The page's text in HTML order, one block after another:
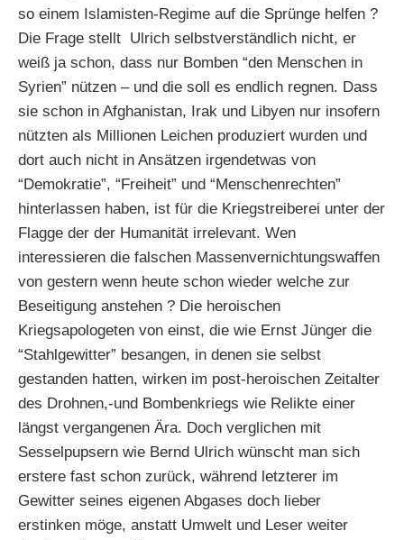
so einem Islamisten-Regime auf die Sprünge helfen ?
Die Frage stellt Ulrich selbstverständlich nicht, er
weiß ja schon, dass nur Bomben “den Menschen in
Syrien” nützen – und die soll es endlich regnen. Dass
sie schon in Afghanistan, Irak und Libyen nur insofern
nützten als Millionen Leichen produziert wurden und
dort auch nicht in Ansätzen irgendetwas von
“Demokratie”, “Freiheit” und “Menschenrechten”
hinterlassen haben, ist für die Kriegstreiberei unter der
Flagge der der Humanität irrelevant. Wen
interessieren die falschen Massenvernichtungswaffen
von gestern wenn heute schon wieder welche zur
Beseitigung anstehen ? Die heroischen
Kriegsapologeten von einst, die wie Ernst Jünger die
“Stahlgewitter” besangen, in denen sie selbst
gestanden hatten, wirken im post-heroischen Zeitalter
des Drohnen,-und Bombenkriegs wie Relikte einer
längst vergangenen Ära. Doch verglichen mit
Sesselpupsern wie Bernd Ulrich wünscht man sich
erstere fast schon zurück, während letzterer im
Gewitter seines eigenen Abgases doch lieber
erstinken möge, anstatt Umwelt und Leser weiter